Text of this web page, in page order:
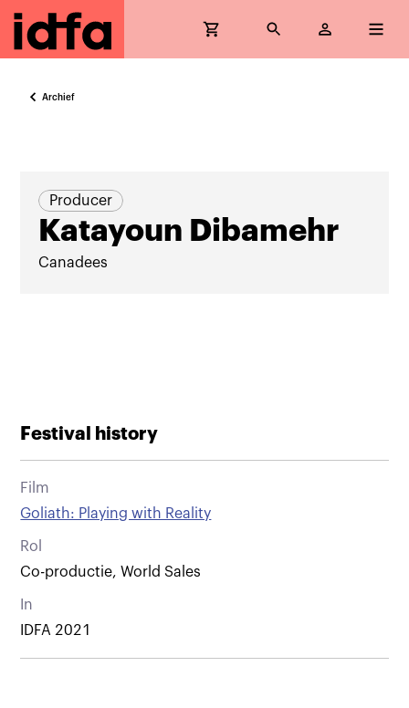
Archief
Producer
Katayoun Dibamehr
Canadees
Festival history
Film
Goliath: Playing with Reality
Rol
Co-productie, World Sales
In
IDFA 2021